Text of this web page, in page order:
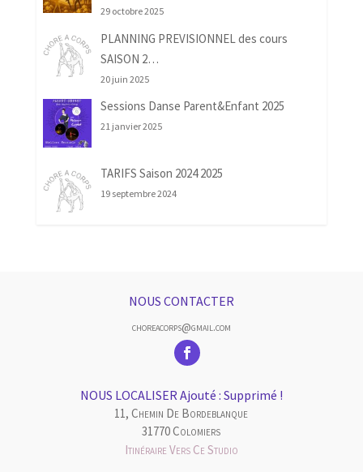
29 octobre 2025
PLANNING PREVISIONNEL des cours
SAISON 2…
20 juin 2025
Sessions Danse Parent&Enfant 2025
21 janvier 2025
TARIFS Saison 2024 2025
19 septembre 2024
NOUS CONTACTER
choreacorps@gmail.com
NOUS LOCALISER Ajouté : Supprimé !
11, Chemin De Bordeblanque
31770 Colomiers
Itinéraire Vers Ce Studio